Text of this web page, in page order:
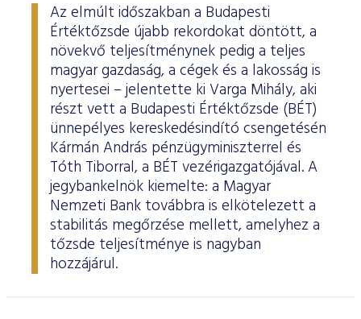
Az elmúlt időszakban a Budapesti
Értéktőzsde újabb rekordokat döntött, a
növekvő teljesítménynek pedig a teljes
magyar gazdaság, a cégek és a lakosság is
nyertesei – jelentette ki Varga Mihály, aki
részt vett a Budapesti Értéktőzsde (BÉT)
ünnepélyes kereskedésindító csengetésén
Kármán András pénzügyminiszterrel és
Tóth Tiborral, a BÉT vezérigazgatójával. A
jegybankelnök kiemelte: a Magyar
Nemzeti Bank továbbra is elkötelezett a
stabilitás megőrzése mellett, amelyhez a
tőzsde teljesítménye is nagyban
hozzájárul.